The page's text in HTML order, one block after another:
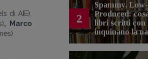
di AIE),
, Marco
2
Spammy,
Produced:
libri scritti con
inquinano la